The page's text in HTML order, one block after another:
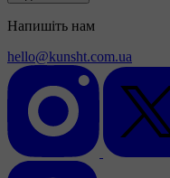
Напишіть нам
hello@kunsht.com.ua